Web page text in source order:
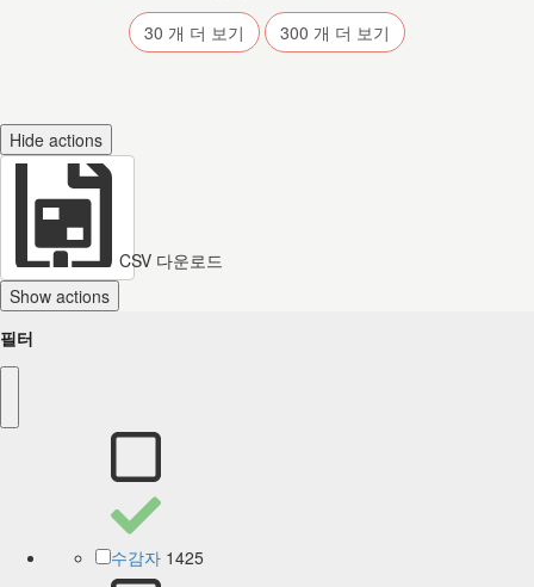
30 개 더 보기 300 개 더 보기
Hide actions
CSV 다운로드
Show actions
필터
수감자 1425